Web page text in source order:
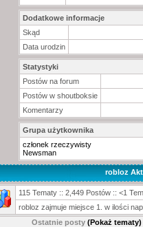
Dodatkowe informacje
Skąd
Data urodzin
Statystyki
Postów na forum
Postów w shoutboksie
Komentarzy
Grupa użytkownika
członek rzeczywisty
Newsman
robloz
115 Tematy :: 2,449 Postów :: <1
robloz zajmuje miejsce 1. w ilości
Ostatnie posty (Pokaż tematy)